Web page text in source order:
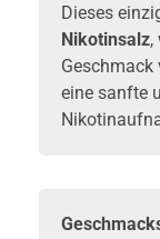
Dieses
Nikotinsalz,
eine sanfte